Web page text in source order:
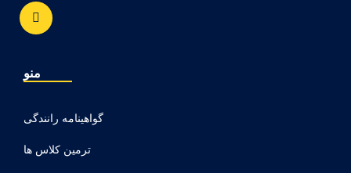
منو
گواهینامه رانندگی
ترمین کلاس ها